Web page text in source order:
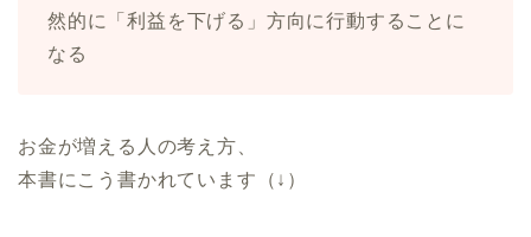
然的に「利益を下げる」方向に行動することに
なる
お金が増える人の考え方、
本書にこう書かれています（↓）